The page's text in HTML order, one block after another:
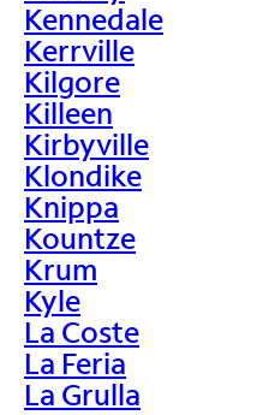
Kennedale
Kerrville
Kilgore
Killeen
Kirbyville
Klondike
Knippa
Kountze
Krum
Kyle
La Coste
La Feria
La Grulla